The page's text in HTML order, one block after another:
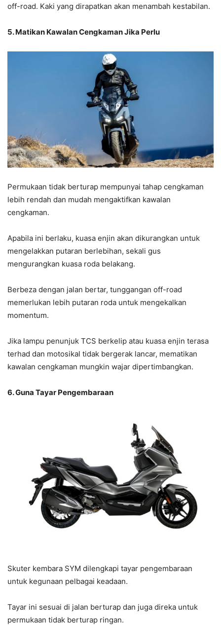
off-road. Kaki yang dirapatkan akan menambah kestabilan.
5. Matikan Kawalan Cengkaman Jika Perlu
Permukaan tidak berturap mempunyai tahap cengkaman
lebih rendah dan mudah mengaktifkan kawalan
cengkaman.
Apabila ini berlaku, kuasa enjin akan dikurangkan untuk
mengelakkan putaran berlebihan, sekali gus
mengurangkan kuasa roda belakang.
Berbeza dengan jalan bertar, tunggangan off-road
memerlukan lebih putaran roda untuk mengekalkan
momentum.
Jika lampu penunjuk TCS berkelip atau kuasa enjin terasa
terhad dan motosikal tidak bergerak lancar, mematikan
kawalan cengkaman mungkin wajar dipertimbangkan.
6. Guna Tayar Pengembaraan
Skuter kembara SYM dilengkapi tayar pengembaraan
untuk kegunaan pelbagai keadaan.
Tayar ini sesuai di jalan berturap dan juga direka untuk
permukaan tidak berturap ringan.